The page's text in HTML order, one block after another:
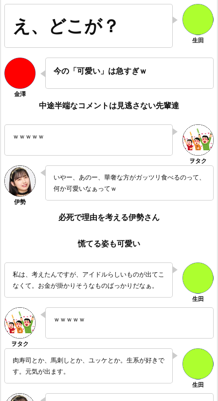
え、どこが？
今の「可愛い」は急すぎｗ
中途半端なコメントは見逃さない先輩達
ｗｗｗｗｗ
いやー、あのー、華奢な方がガッツリ食べるのって、
何か可愛いなぁってｗ
必死で理由を考える伊勢さん
慌てる姿も可愛い
私は、考えたんですが、アイドルらしいものが出てこ
なくて。お金が掛かりそうなものばっかりだなぁ。
ｗｗｗｗｗ
肉寿司とか、馬刺しとか、ユッケとか。生系が好きで
す。元気が出ます。